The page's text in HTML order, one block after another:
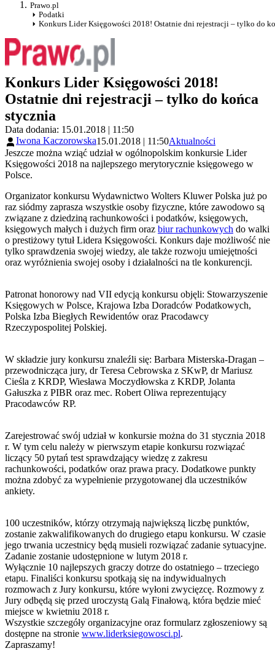
Prawo.pl
Podatki
Konkurs Lider Księgowości 2018! Ostatnie dni rejestracji – tylko do
Konkurs Lider Księgowości 2018!
Ostatnie dni rejestracji – tylko do końca
stycznia
Data dodania: 15.01.2018 | 11:50
Iwona Kaczorowska15.01.2018 | 11:50Aktualności
Jeszcze można wziąć udział w ogólnopolskim konkursie Lider
Księgowości 2018 na najlepszego merytorycznie księgowego w
Polsce.
Organizator konkursu Wydawnictwo Wolters Kluwer Polska już po
raz siódmy zaprasza wszystkie osoby fizyczne, które zawodowo są
związane z dziedziną rachunkowości i podatków, księgowych,
księgowych małych i dużych firm oraz biur rachunkowych do walki
o prestiżowy tytuł Lidera Księgowości. Konkurs daje możliwość nie
tylko sprawdzenia swojej wiedzy, ale także rozwoju umiejętności
oraz wyróżnienia swojej osoby i działalności na tle konkurencji.
Patronat honorowy nad VII edycją konkursu objęli: Stowarzyszenie
Księgowych w Polsce, Krajowa Izba Doradców Podatkowych,
Polska Izba Biegłych Rewidentów oraz Pracodawcy
Rzeczypospolitej Polskiej.
W składzie jury konkursu znaleźli się: Barbara Misterska-Dragan –
przewodnicząca jury, dr Teresa Cebrowska z SKwP, dr Mariusz
Cieśla z KRDP, Wiesława Moczydłowska z KRDP, Jolanta
Gałuszka z PIBR oraz mec. Robert Oliwa reprezentujący
Pracodawców RP.
Zarejestrować swój udział w konkursie można do 31 stycznia 2018
r. W tym celu należy w pierwszym etapie konkursu rozwiązać
liczący 50 pytań test sprawdzający wiedzę z zakresu
rachunkowości, podatków oraz prawa pracy. Dodatkowe punkty
można zdobyć za wypełnienie przygotowanej dla uczestników
ankiety.
100 uczestników, którzy otrzymają największą liczbę punktów,
zostanie zakwalifikowanych do drugiego etapu konkursu. W czasie
jego trwania uczestnicy będą musieli rozwiązać zadanie sytuacyjne.
Zadanie zostanie udostępnione w lutym 2018 r.
Wyłącznie 10 najlepszych graczy dotrze do ostatniego – trzeciego
etapu. Finaliści konkursu spotkają się na indywidualnych
rozmowach z Jury konkursu, które wyłoni zwycięzcę. Rozmowy z
Jury odbędą się przed uroczystą Galą Finałową, która będzie mieć
miejsce w kwietniu 2018 r.
Wszystkie szczegóły organizacyjne oraz formularz zgłoszeniowy są
dostępne na stronie www.liderksiegowosci.pl.
Zapraszamy!